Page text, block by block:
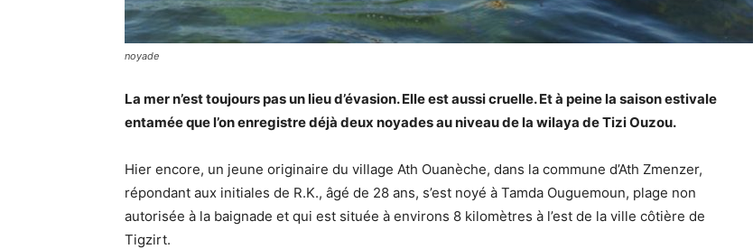
noyade
La mer n’est toujours pas un lieu d’évasion. Elle est aussi cruelle. Et à peine la saison estivale
entamée que l’on enregistre déjà deux noyades au niveau de la wilaya de Tizi Ouzou.
Hier encore, un jeune originaire du village Ath Ouanèche, dans la commune d’Ath Zmenzer,
répondant aux initiales de R.K., âgé de 28 ans, s’est noyé à Tamda Ouguemoun, plage non
autorisée à la baignade et qui est située à environs 8 kilomètres à l’est de la ville côtière de
Tigzirt.